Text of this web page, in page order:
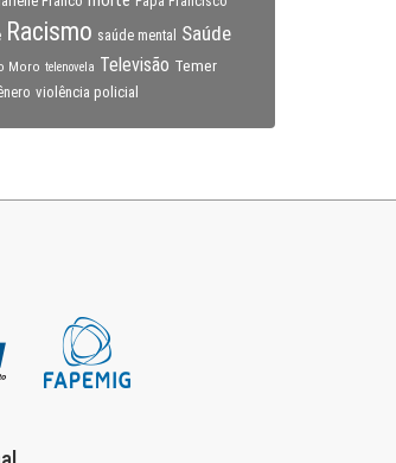
Racismo saúde mental
Saúde
Moro telenovela Televisão Temer
violência policial